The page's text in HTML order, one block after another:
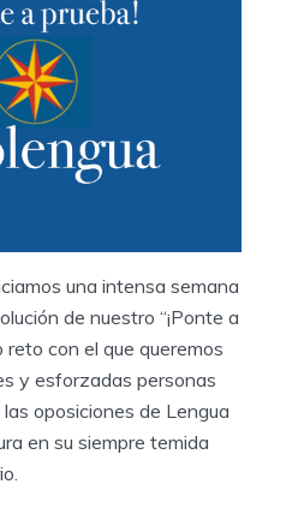
una intensa semana
de nuestro “¡Ponte a
reto con el que queremos
y esforzadas personas
oposiciones de Lengua
en su siempre temida